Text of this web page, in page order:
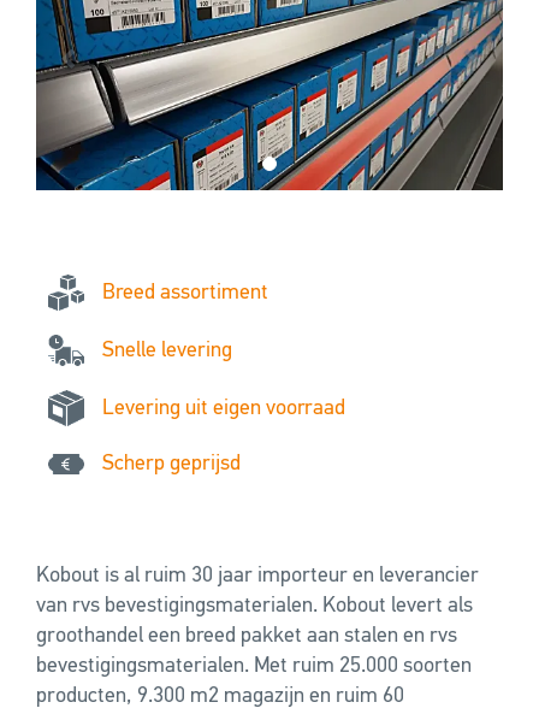
Breed assortiment
Snelle levering
Levering uit eigen voorraad
Scherp geprijsd
Kobout is al ruim 30 jaar importeur en leverancier
van rvs bevestigingsmaterialen. Kobout levert als
groothandel een breed pakket aan stalen en rvs
bevestigingsmaterialen. Met ruim 25.000 soorten
producten, 9.300 m2 magazijn en ruim 60